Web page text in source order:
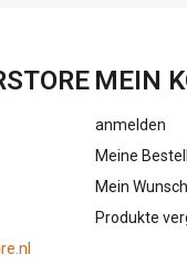
MEIN
anmelden
Meine
Mein
Produkte